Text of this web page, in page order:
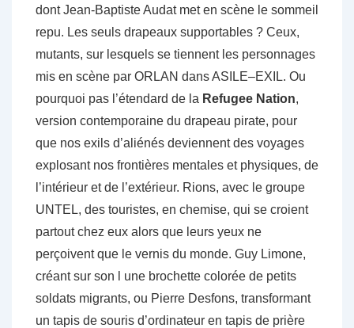
dont Jean-Baptiste Audat met en scène le sommeil
repu. Les seuls drapeaux supportables ? Ceux,
mutants, sur lesquels se tiennent les personnages
mis en scène par ORLAN dans ASILE–EXIL. Ou
pourquoi pas l’étendard de la Refugee Nation,
version contemporaine du drapeau pirate, pour
que nos exils d’aliénés deviennent des voyages
explosant nos frontières mentales et physiques, de
l’intérieur et de l’extérieur. Rions, avec le groupe
UNTEL, des touristes, en chemise, qui se croient
partout chez eux alors que leurs yeux ne
perçoivent que le vernis du monde. Guy Limone,
créant sur son l une brochette colorée de petits
soldats migrants, ou Pierre Desfons, transformant
un tapis de souris d’ordinateur en tapis de prière